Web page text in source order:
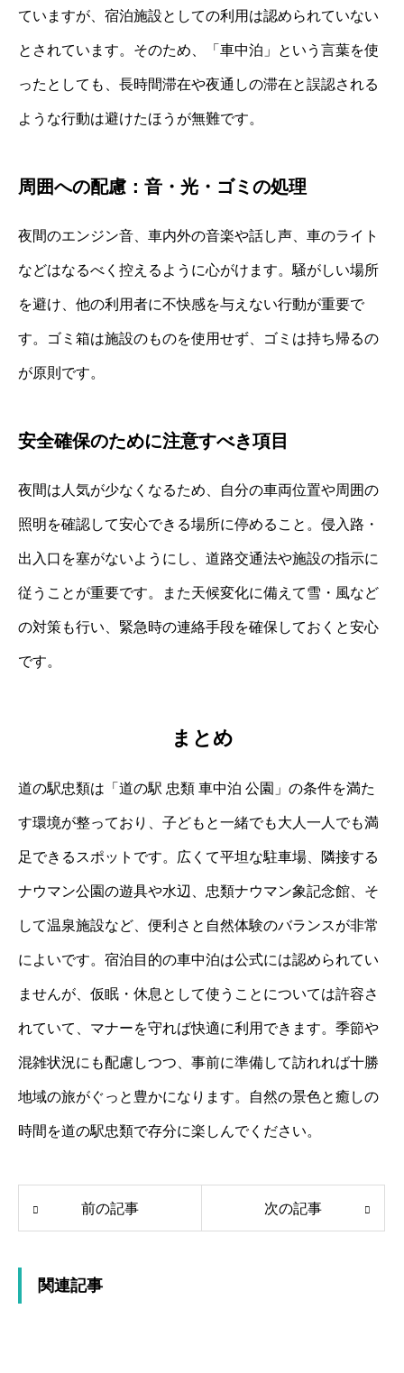
ていますが、宿泊施設としての利用は認められていない
とされています。そのため、「車中泊」という言葉を使
ったとしても、長時間滞在や夜通しの滞在と誤認される
ような行動は避けたほうが無難です。
周囲への配慮：音・光・ゴミの処理
夜間のエンジン音、車内外の音楽や話し声、車のライト
などはなるべく控えるように心がけます。騒がしい場所
を避け、他の利用者に不快感を与えない行動が重要で
す。ゴミ箱は施設のものを使用せず、ゴミは持ち帰るの
が原則です。
安全確保のために注意すべき項目
夜間は人気が少なくなるため、自分の車両位置や周囲の
照明を確認して安心できる場所に停めること。侵入路・
出入口を塞がないようにし、道路交通法や施設の指示に
従うことが重要です。また天候変化に備えて雪・風など
の対策も行い、緊急時の連絡手段を確保しておくと安心
です。
まとめ
道の駅忠類は「道の駅 忠類 車中泊 公園」の条件を満た
す環境が整っており、子どもと一緒でも大人一人でも満
足できるスポットです。広くて平坦な駐車場、隣接する
ナウマン公園の遊具や水辺、忠類ナウマン象記念館、そ
して温泉施設など、便利さと自然体験のバランスが非常
によいです。宿泊目的の車中泊は公式には認められてい
ませんが、仮眠・休息として使うことについては許容さ
れていて、マナーを守れば快適に利用できます。季節や
混雑状況にも配慮しつつ、事前に準備して訪れれば十勝
地域の旅がぐっと豊かになります。自然の景色と癒しの
時間を道の駅忠類で存分に楽しんでください。
前の記事 次の記事
関連記事